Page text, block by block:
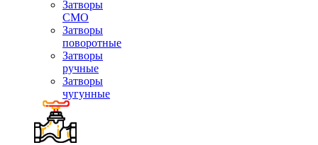
Затворы
СМО
Затворы
поворотные
Затворы
ручные
Затворы
чугунные